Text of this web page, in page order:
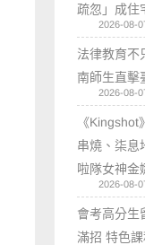
疏忽」成住
2026-08-
法律教育
南師生直擊
2026-08-
《
串燒、柒息
啦隊女神金
2026-08-
會考高分生
滿招 特色